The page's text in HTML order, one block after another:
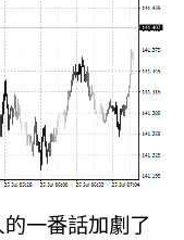
一番話加劇了